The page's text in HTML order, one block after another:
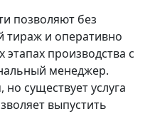
позволяют без
тираж и оперативно
этапах производства с
менеджер.
существует услуга
выпустить